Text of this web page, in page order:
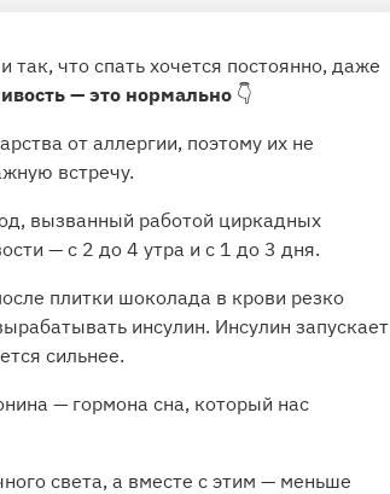
что спать хочется постоянно, даже
— это нормально 👇
от аллергии, поэтому их не
встречу.
вызванный работой циркадных
— с 2 до 4 утра и с 1 до 3 дня.
плитки шоколада в крови резко
инсулин. Инсулин запускает
сильнее.
— гормона сна, который нас
света, а вместе с этим — меньше